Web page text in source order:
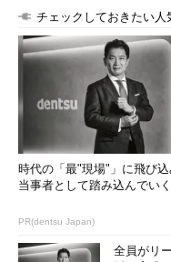
チェックしておきたい人
時代の「最"現場"」に飛び込
当事者として踏み込んでいく
PR(dentsu Japan)
全員がリ